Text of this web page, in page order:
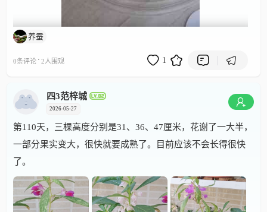
00:00 / 00:11
养蚕
0条评论 · 2人围观 1
四3范梓城
2026-05-27
第110天，三棵高度分别是31、36、47厘米，花谢了一大半，
一部分果实变大，很快就要成熟了。目前应该不会长得很快
了。